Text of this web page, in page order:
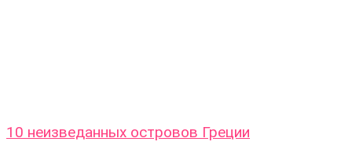
10 неизведанных островов Греции